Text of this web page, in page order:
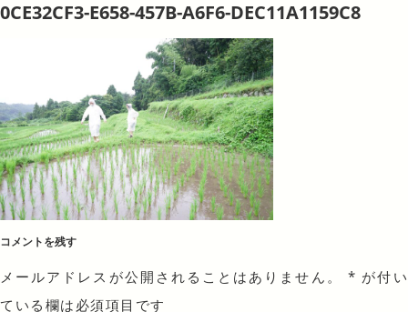
0CE32CF3-E658-457B-A6F6-DEC11A1159C8
コメントを残す
メールアドレスが公開されることはありません。 * が付い
ている欄は必須項目です